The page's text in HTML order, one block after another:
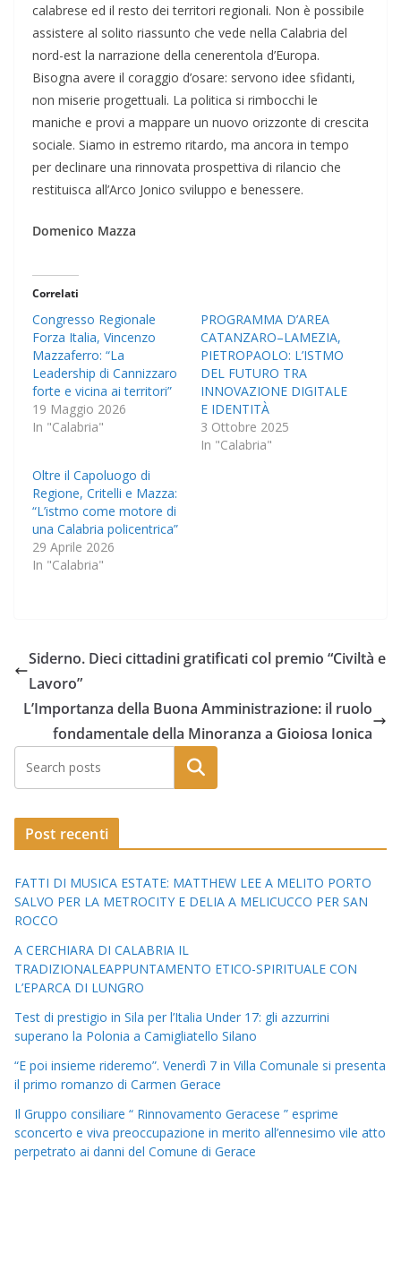
calabrese ed il resto dei territori regionali. Non è possibile
assistere al solito riassunto che vede nella Calabria del
nord-est la narrazione della cenerentola d’Europa.
Bisogna avere il coraggio d’osare: servono idee sfidanti,
non miserie progettuali. La politica si rimbocchi le
maniche e provi a mappare un nuovo orizzonte di crescita
sociale. Siamo in estremo ritardo, ma ancora in tempo
per declinare una rinnovata prospettiva di rilancio che
restituisca all’Arco Jonico sviluppo e benessere.
Domenico Mazza
Correlati
Congresso Regionale
Forza Italia, Vincenzo
Mazzaferro: “La
Leadership di Cannizzaro
forte e vicina ai territori”
19 Maggio 2026
In "Calabria"
PROGRAMMA D’AREA
CATANZARO–LAMEZIA,
PIETROPAOLO: L’ISTMO
DEL FUTURO TRA
INNOVAZIONE DIGITALE
E IDENTITÀ
3 Ottobre 2025
In "Calabria"
Oltre il Capoluogo di
Regione, Critelli e Mazza:
“L’istmo come motore di
una Calabria policentrica”
29 Aprile 2026
In "Calabria"
Siderno. Dieci cittadini gratificati col premio “Civiltà e
Lavoro”
L’Importanza della Buona Amministrazione: il ruolo
fondamentale della Minoranza a Gioiosa Ionica
Post recenti
FATTI DI MUSICA ESTATE: MATTHEW LEE A MELITO PORTO
SALVO PER LA METROCITY E DELIA A MELICUCCO PER SAN
ROCCO
A CERCHIARA DI CALABRIA IL
TRADIZIONALEAPPUNTAMENTO ETICO-SPIRITUALE CON
L’EPARCA DI LUNGRO
Test di prestigio in Sila per l’Italia Under 17: gli azzurrini
superano la Polonia a Camigliatello Silano
“E poi insieme rideremo”. Venerdì 7 in Villa Comunale si presenta
il primo romanzo di Carmen Gerace
Il Gruppo consiliare “ Rinnovamento Geracese ” esprime
sconcerto e viva preoccupazione in merito all’ennesimo vile atto
perpetrato ai danni del Comune di Gerace